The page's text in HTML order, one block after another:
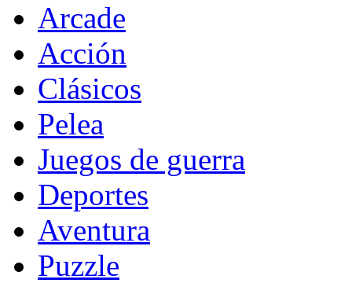
Arcade
Acción
Clásicos
Pelea
Juegos de guerra
Deportes
Aventura
Puzzle